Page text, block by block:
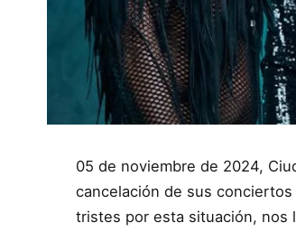
05 de noviembre de 2024,
cancelación de sus
tristes por esta situación, nos